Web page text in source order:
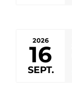
2026
16
SEPT.